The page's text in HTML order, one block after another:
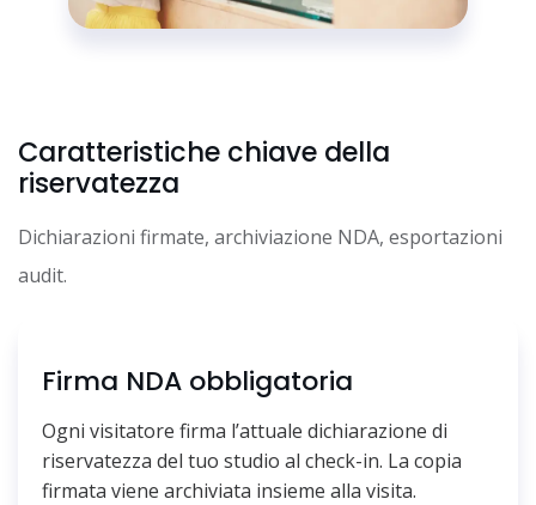
Caratteristiche chiave della
riservatezza
Dichiarazioni firmate, archiviazione NDA, esportazioni
audit.
Firma NDA obbligatoria
Ogni visitatore firma l’attuale dichiarazione di
riservatezza del tuo studio al check-in. La copia
firmata viene archiviata insieme alla visita.